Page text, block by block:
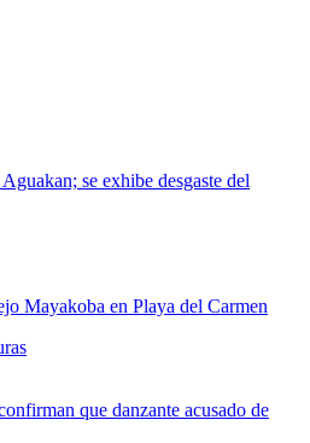
se exhibe desgaste del
Mayakoba en Playa del Carmen
que danzante acusado de